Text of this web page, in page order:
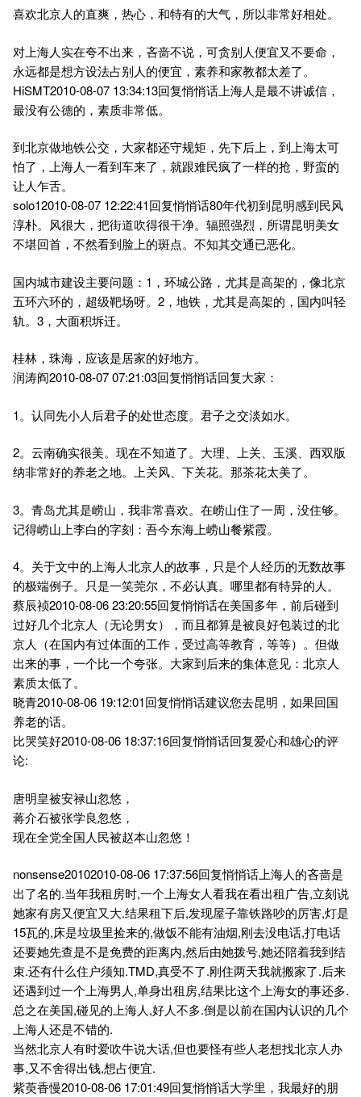
喜欢北京人的直爽，热心，和特有的大气，所以非常好相处。
对上海人实在夸不出来，吝啬不说，可贪别人便宜又不要命，
永远都是想方设法占别人的便宜，素养和家教都太差了。
HiSMT2010-08-07 13:34:13回复悄悄话上海人是最不讲诚信，
最没有公德的，素质非常低。
到北京做地铁公交，大家都还守规矩，先下后上，到上海太可
怕了，上海人一看到车来了，就跟难民疯了一样的抢，野蛮的
让人乍舌。
solo12010-08-07 12:22:41回复悄悄话80年代初到昆明感到民风
淳朴。风很大，把街道吹得很干净。辐照强烈，所谓昆明美女
不堪回首，不然看到脸上的斑点。不知其交通已恶化。
国内城市建设主要问题：1，环城公路，尤其是高架的，像北京
五环六环的，超级靶场呀。2，地铁，尤其是高架的，国内叫轻
轨。3，大面积坼迁。
桂林，珠海，应该是居家的好地方。
润涛阎2010-08-07 07:21:03回复悄悄话回复大家：
1。认同先小人后君子的处世态度。君子之交淡如水。
2。云南确实很美。现在不知道了。大理、上关、玉溪、西双版
纳非常好的养老之地。上关风、下关花。那茶花太美了。
3。青岛尤其是崂山，我非常喜欢。在崂山住了一周，没住够。
记得崂山上李白的字刻：吾今东海上崂山餐紫霞。
4。关于文中的上海人北京人的故事，只是个人经历的无数故事
的极端例子。只是一笑莞尔，不必认真。哪里都有特异的人。
蔡辰祯2010-08-06 23:20:55回复悄悄话在美国多年，前后碰到
过好几个北京人（无论男女），而且都算是被良好包装过的北
京人（在国内有过体面的工作，受过高等教育，等等）。但做
出来的事，一个比一个夸张。大家到后来的集体意见：北京人
素质太低了。
晓青2010-08-06 19:12:01回复悄悄话建议您去昆明，如果回国
养老的话。
比哭笑好2010-08-06 18:37:16回复悄悄话回复爱心和雄心的评
论:
唐明皇被安禄山忽悠，
蒋介石被张学良忽悠，
现在全党全国人民被赵本山忽悠！
nonsense20102010-08-06 17:37:56回复悄悄话上海人的吝啬是
出了名的.当年我租房时,一个上海女人看我在看出租广告,立刻说
她家有房又便宜又大.结果租下后,发现屋子靠铁路吵的厉害,灯是
15瓦的,床是垃圾里捡来的,做饭不能有油烟,刚去没电话,打电话
还要她先查是不是免费的距离内,然后由她拨号,她还陪着我到结
束.还有什么住户须知.TMD,真受不了.刚住两天我就搬家了.后来
还遇到过一个上海男人,单身出租房,结果比这个上海女的事还多.
总之在美国,碰见的上海人,好人不多.倒是以前在国内认识的几个
上海人还是不错的.
当然北京人有时爱吹牛说大话,但也要怪有些人老想找北京人办
事,又不舍得出钱,想占便宜.
紫萸香慢2010-08-06 17:01:49回复悄悄话大学里，我最好的朋